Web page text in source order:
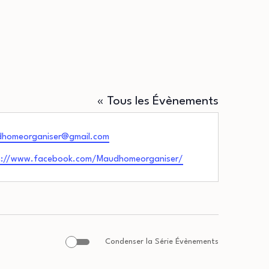
« Tous les Évènements
www.facebook.com/Maudhomeorganiser/
Condenser la Série Évènements